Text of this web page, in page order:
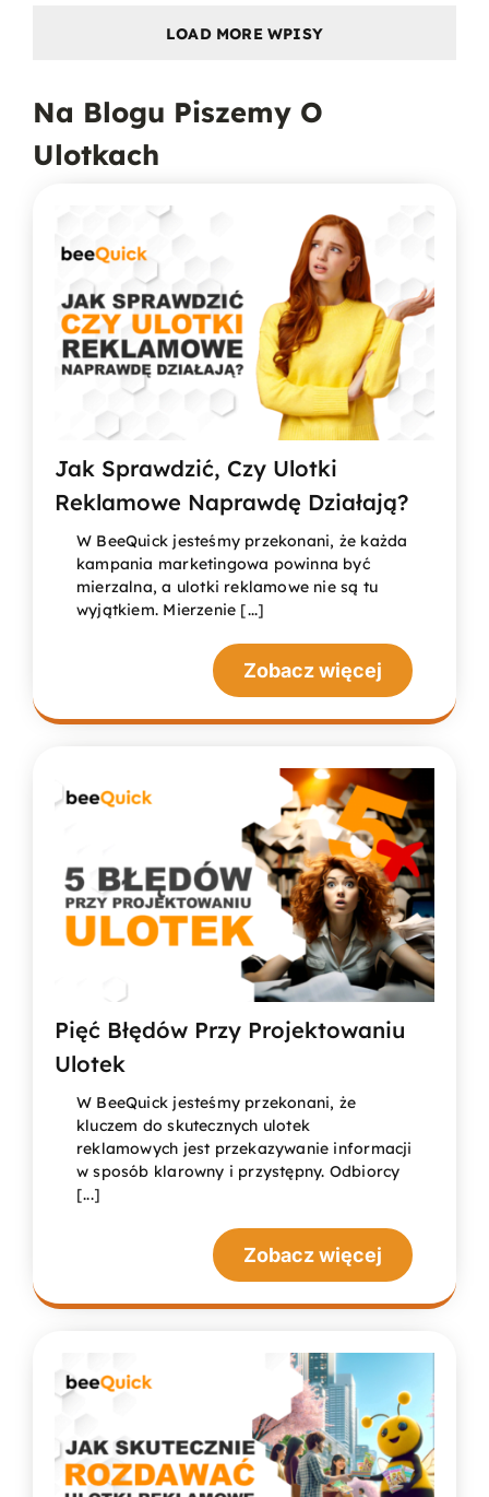
LOAD MORE WPISY
Na Blogu Piszemy O
Ulotkach
Jak Sprawdzić, Czy Ulotki
Reklamowe Naprawdę Działają?
W BeeQuick jesteśmy przekonani, że każda
kampania marketingowa powinna być
mierzalna, a ulotki reklamowe nie są tu
wyjątkiem. Mierzenie [...]
Zobacz więcej
Pięć Błędów Przy Projektowaniu
Ulotek
W BeeQuick jesteśmy przekonani, że
kluczem do skutecznych ulotek
reklamowych jest przekazywanie informacji
w sposób klarowny i przystępny. Odbiorcy
[...]
Zobacz więcej